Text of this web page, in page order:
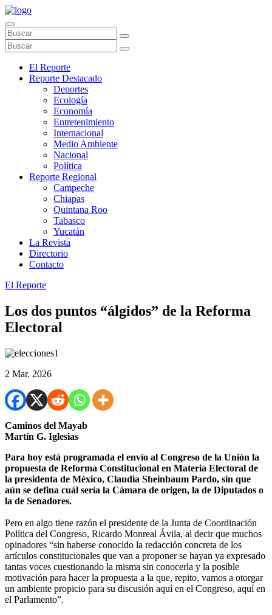
El Reporte
Reporte Destacado
Deportes
Ecología
Economía
Entretenimiento
Internacional
Medio Ambiente
Nacional
Política
Reporte Regional
Campeche
Chiapas
Quintana Roo
Tabasco
Yucatán
La Revista
Directorio
Contacto
El Reporte
Los dos puntos “álgidos” de la Reforma
Electoral
2 Mar. 2026
Caminos del Mayab
Martín G. Iglesias
Para hoy está programada el envío al Congreso de la Unión la
propuesta de Reforma Constitucional en Materia Electoral de
la presidenta de México, Claudia Sheinbaum Pardo, sin que
aún se defina cuál sería la Cámara de origen, la de Diputados o
la de Senadores.
Pero en algo tiene razón el presidente de la Junta de Coordinación
Política del Congreso, Ricardo Monreal Ávila, al decir que muchos
opinadores “sin haberse conocido la redacción concreta de los
artículos constitucionales que van a proponer se hayan ya expresado
tantas voces cuestionando la misma sin conocerla y la posible
motivación para hacer la propuesta a la que, repito, vamos a otorgar
un ambiente propicio para su discusión aquí en el Congreso, aquí en
el Parlamento”.